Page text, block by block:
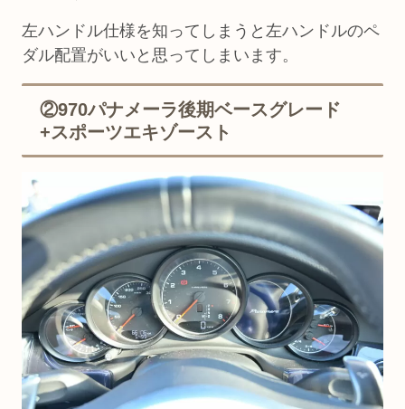
左ハンドル仕様を知ってしまうと左ハンドルのペ
ダル配置がいいと思ってしまいます。
②970パナメーラ後期ベースグレード
+スポーツエキゾースト